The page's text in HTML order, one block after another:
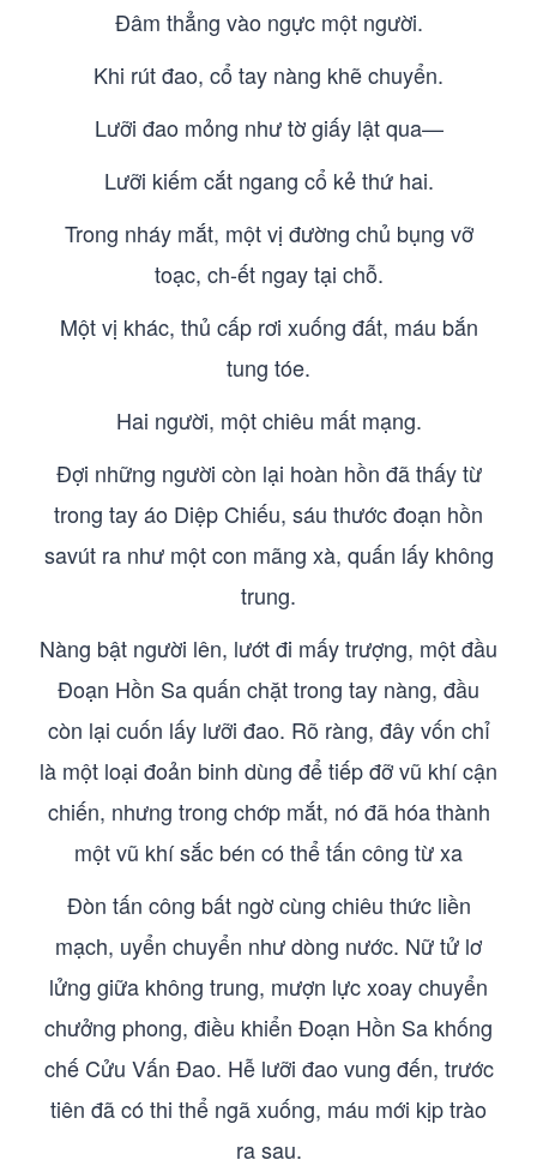
Đâm thẳng vào ngực một người.
Khi rút đao, cổ tay nàng khẽ chuyển.
Lưỡi đao mỏng như tờ giấy lật qua—
Lưỡi kiếm cắt ngang cổ kẻ thứ hai.
Trong nháy mắt, một vị đường chủ bụng vỡ
toạc, ch-ết ngay tại chỗ.
Một vị khác, thủ cấp rơi xuống đất, máu bắn
tung tóe.
Hai người, một chiêu mất mạng.
Đợi những người còn lại hoàn hồn đã thấy từ
trong tay áo Diệp Chiếu, sáu thước đoạn hồn
savút ra như một con mãng xà, quấn lấy không
trung.
Nàng bật người lên, lướt đi mấy trượng, một đầu
Đoạn Hồn Sa quấn chặt trong tay nàng, đầu
còn lại cuốn lấy lưỡi đao. Rõ ràng, đây vốn chỉ
là một loại đoản binh dùng để tiếp đỡ vũ khí cận
chiến, nhưng trong chớp mắt, nó đã hóa thành
một vũ khí sắc bén có thể tấn công từ xa
Đòn tấn công bất ngờ cùng chiêu thức liền
mạch, uyển chuyển như dòng nước. Nữ tử lơ
lửng giữa không trung, mượn lực xoay chuyển
chưởng phong, điều khiển Đoạn Hồn Sa khống
chế Cửu Vấn Đao. Hễ lưỡi đao vung đến, trước
tiên đã có thi thể ngã xuống, máu mới kịp trào
ra sau.